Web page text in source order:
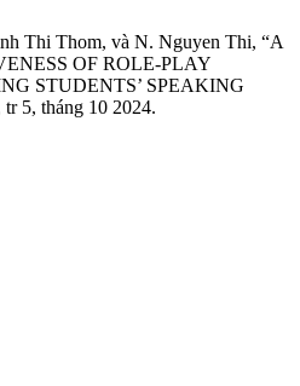
Thi Thom, và N. Nguyen Thi, “A
OF ROLE-PLAY
STUDENTS’ SPEAKING
tr 5, tháng 10 2024.